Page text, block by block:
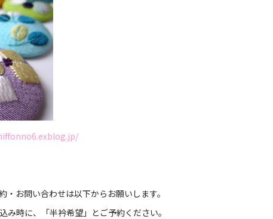
お問い合わせは以下からお願いします。
時に、「半衿希望」とご予約ください。